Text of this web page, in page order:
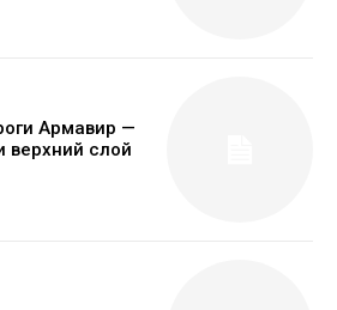
Армавир —
верхний слой